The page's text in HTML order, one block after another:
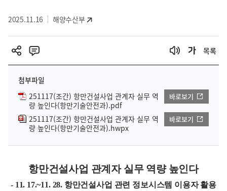
2025.11.16 해양수산부
목록
첨부파일
251117(조간) 항만건설사업 관계자 실무 역
량 높인다(항만기술안전과).pdf
바로보기
251117(조간) 항만건설사업 관계자 실무 역
량 높인다(항만기술안전과).hwpx
바로보기
항만건설사업 관계자 실무 역량 높인다
- 11. 17.~11. 28. 항만건설사업 관련 정보시스템 이용자 활용